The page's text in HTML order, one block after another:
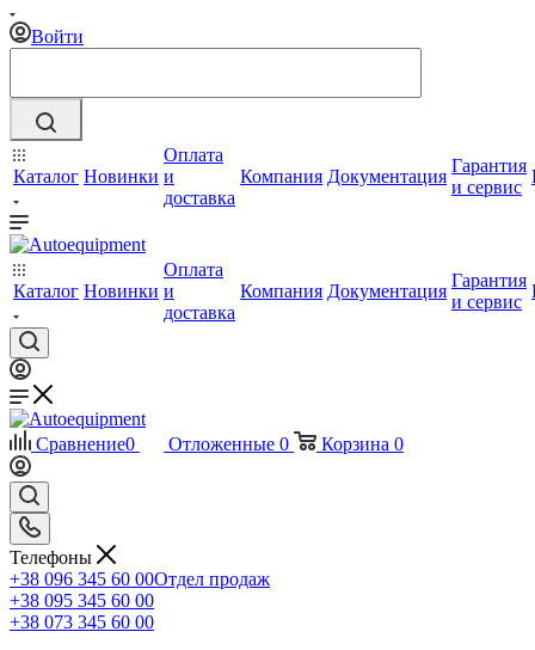
Войти
Каталог Новинки
Оплата
и
доставка
Компания Документация
Гарантия
и сервис
Каталог Новинки
Оплата
и
доставка
Компания Документация
Гарантия
и сервис
Сравнение0 Отложенные 0 Корзина 0
Телефоны
+38 096 345 60 00Отдел продаж
+38 095 345 60 00
+38 073 345 60 00